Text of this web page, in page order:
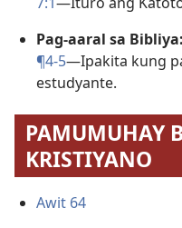
Pag-aaral sa Bibliya:
¶4-5—Ipakita kung
estudyante.
PAMUMUHAY
KRISTIYANO
Awit 64